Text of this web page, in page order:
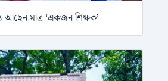
আছেন মাত্র ‘একজন শিক্ষক’